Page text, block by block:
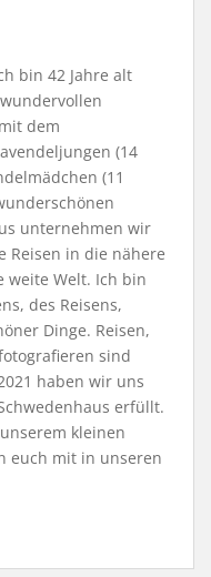
bin 42 Jahre alt
dem
(14
(11
unternehmen wir
Reisen in die nähere
weite Welt. Ich bin
des Reisens,
Dinge. Reisen,
sind
haben wir uns
erfüllt.
kleinen
euch mit in unseren